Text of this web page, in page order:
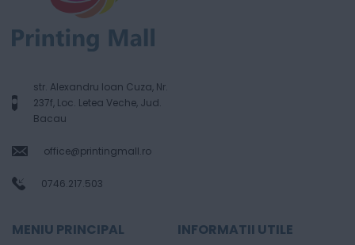
str. Alexandru Ioan Cuza, Nr.
237f, Loc. Letea Veche, Jud.
Bacau
office@printingmall.ro
0746.217.503
MENIU PRINCIPAL INFORMATII UTILE